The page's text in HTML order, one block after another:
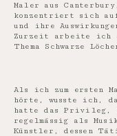
Maler aus
konzentriert sich
und ihre
Zurzeit arbeite ich
Thema Schwarze
Als ich zum ersten
hörte, wusste ich,
hatte das Privileg,
regelmässig als
Künstler, dessen